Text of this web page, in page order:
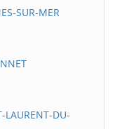
SUR-MER
DU-